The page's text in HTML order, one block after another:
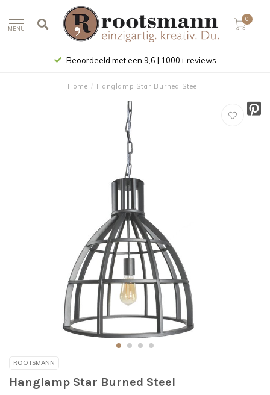
MENU
0
Beoordeeld met een 9,6 | 1000+ reviews
Home / Hanglamp Star Burned Steel
ROOTSMANN
Hanglamp Star Burned Steel